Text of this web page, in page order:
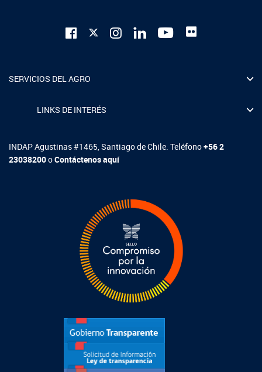
SERVICIOS DEL AGRO
LINKS DE INTERÉS
INDAP Agustinas #1465, Santiago de Chile. Teléfono+56 2
23038200oContáctenos aquí